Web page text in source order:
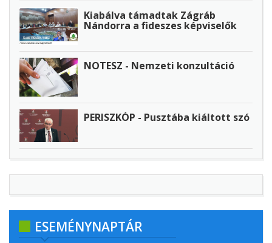
Kiabálva támadtak Zágráb
Nándorra a fideszes képviselők
NOTESZ - Nemzeti konzultáció
PERISZKÓP - Pusztába kiáltott szó
ESEMÉNYNAPTÁR